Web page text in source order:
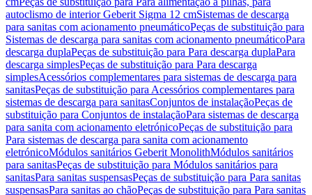
autoclismo de interior Geberit Sigma 12 cmSistemas de descarga
para sanitas com acionamento pneumáticoPeças de substituição para
Sistemas de descarga para sanitas com acionamento pneumáticoPara
descarga duplaPeças de substituição para Para descarga duplaPara
descarga simplesPeças de substituição para Para descarga
simplesAcessórios complementares para sistemas de descarga para
sanitasPeças de substituição para Acessórios complementares para
sistemas de descarga para sanitasConjuntos de instalaçãoPeças de
substituição para Conjuntos de instalaçãoPara sistemas de descarga
para sanita com acionamento eletrónicoPeças de substituição para
Para sistemas de descarga para sanita com acionamento
eletrónicoMódulos sanitários Geberit MonolithMódulos sanitários
para sanitasPeças de substituição para Módulos sanitários para
sanitasPara sanitas suspensasPeças de substituição para Para sanitas
suspensasPara sanitas ao chãoPeças de substituição para Para sanitas